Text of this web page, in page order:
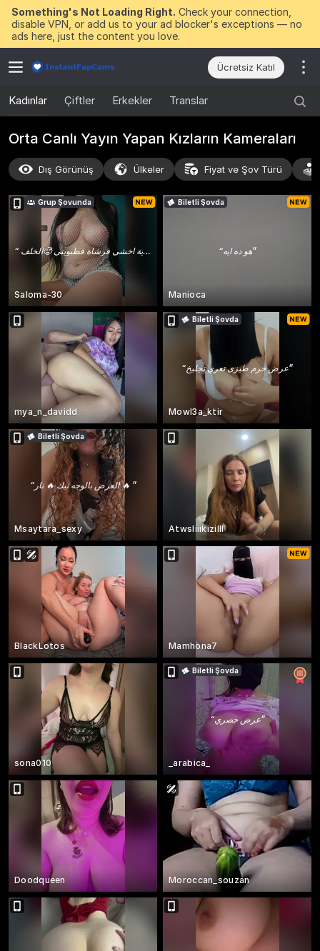
Something's Not Loading Right. Check your connection,
disable VPN, or add us to your ad blocker's exceptions — no
ads here, just the content you love.
Ücretsiz Katıl
Kadınlar Çiftler Erkekler Translar
Orta Canlı Yayın Yapan Kızların Kameraları
Dış Görünüş Ülkeler Fiyat ve Şov Türü
“
Grup Şovunda
Saloma-30
“هو ده ايه”
Biletli Şovda
Manioca
mya_n_davidd
“عرض خرم طيزى تعري تجليخ”
Biletli Şovda
Mowl3a_ktir
“ العرض بالوجه نيك 🔥 نار 🔥 ”
Biletli Şovda
Msaytara_sexy Atwsliiikizilll
BlackLotos Mamhona7
sona010
“عرض حصري”
Biletli Şovda
_arabica_
Doodqueen Moroccan_souzan